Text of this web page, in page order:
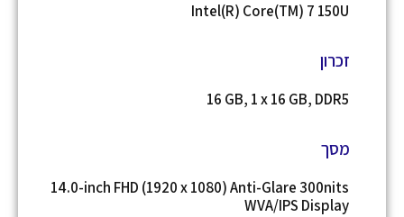
Intel(R) Core(TM) 7 150U
זכרון
16 GB, 1 x 16 GB, DDR5
מסך
14.0-inch FHD (1920 x 1080) Anti-Glare 300nits
WVA/IPS Display